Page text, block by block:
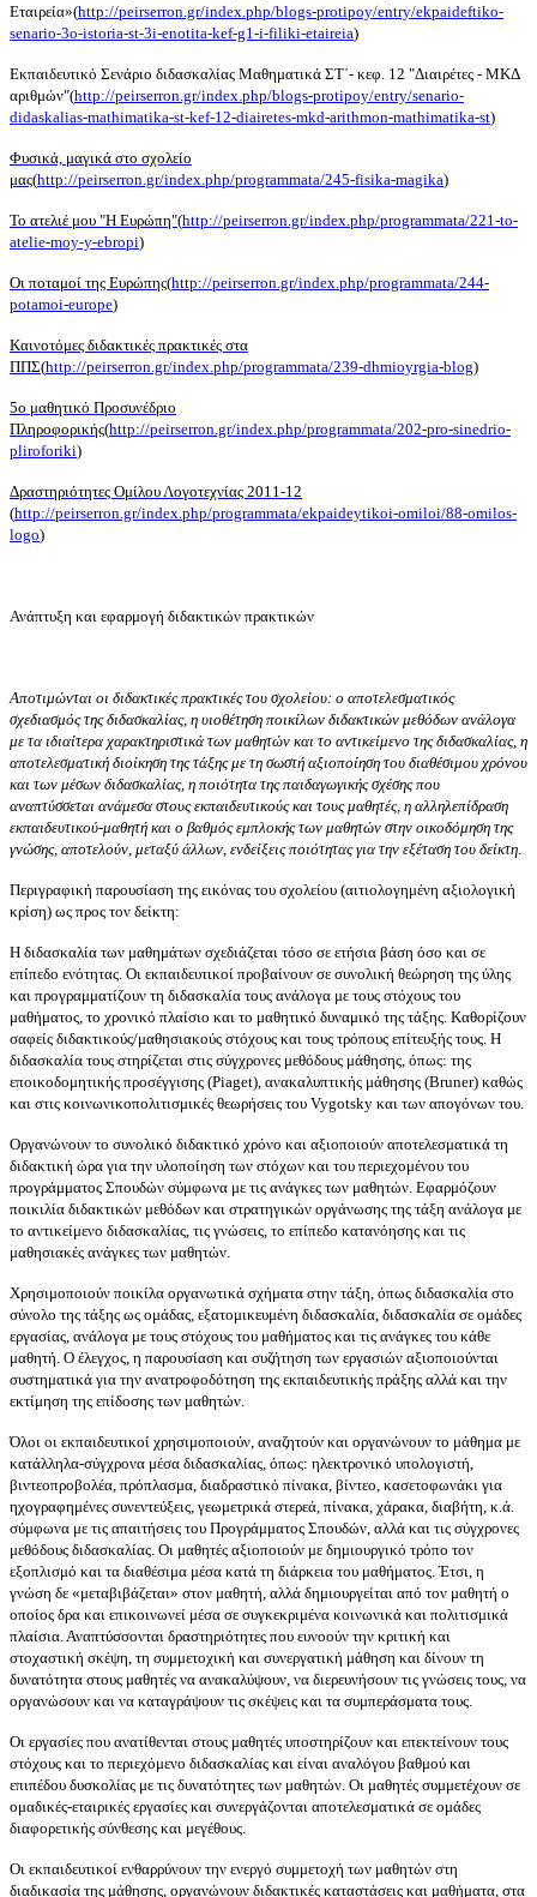
Εταιρεία»(http://peirserron.gr/index.php/blogs-protipoy/entry/ekpaideftiko-
senario-3o-istoria-st-3i-enotita-kef-g1-i-filiki-etaireia)
Εκπαιδευτικό Σενάριο διδασκαλίας Μαθηματικά ΣΤ΄- κεφ. 12 "Διαιρέτες - ΜΚΔ
αριθμών"(http://peirserron.gr/index.php/blogs-protipoy/entry/senario-
didaskalias-mathimatika-st-kef-12-diairetes-mkd-arithmon-mathimatika-st)
Φυσικά, μαγικά στο σχολείο
μας(http://peirserron.gr/index.php/programmata/245-fisika-magika)
Το ατελιέ μου "Η Ευρώπη"(http://peirserron.gr/index.php/programmata/221-to-
atelie-moy-y-ebropi)
Οι ποταμοί της Ευρώπης(http://peirserron.gr/index.php/programmata/244-
potamoi-europe)
Καινοτόμες διδακτικές πρακτικές στα
ΠΠΣ(http://peirserron.gr/index.php/programmata/239-dhmioyrgia-blog)
5ο μαθητικό Προσυνέδριο
Πληροφορικής(http://peirserron.gr/index.php/programmata/202-pro-sinedrio-
pliroforiki)
Δραστηριότητες Ομίλου Λογοτεχνίας 2011-12
(http://peirserron.gr/index.php/programmata/ekpaideytikoi-omiloi/88-omilos-
logo)
Ανάπτυξη και εφαρμογή διδακτικών πρακτικών
Αποτιμώνται οι διδακτικές πρακτικές του σχολείου: ο αποτελεσματικός
σχεδιασμός της διδασκαλίας, η υιοθέτηση ποικίλων διδακτικών μεθόδων ανάλογα
με τα ιδιαίτερα χαρακτηριστικά των μαθητών και το αντικείμενο της διδασκαλίας, η
αποτελεσματική διοίκηση της τάξης με τη σωστή αξιοποίηση του διαθέσιμου χρόνου
και των μέσων διδασκαλίας, η ποιότητα της παιδαγωγικής σχέσης που
αναπτύσσεται ανάμεσα στους εκπαιδευτικούς και τους μαθητές, η αλληλεπίδραση
εκπαιδευτικού-μαθητή και ο βαθμός εμπλοκής των μαθητών στην οικοδόμηση της
γνώσης, αποτελούν, μεταξύ άλλων, ενδείξεις ποιότητας για την εξέταση του δείκτη
Περιγραφική παρουσίαση της εικόνας του σχολείου (αιτιολογημένη αξιολογική
κρίση) ως προς τον δείκτη:
Η διδασκαλία των μαθημάτων σχεδιάζεται τόσο σε ετήσια βάση όσο και σε
επίπεδο ενότητας. Οι εκπαιδευτικοί προβαίνουν σε συνολική θεώρηση της ύλης
και προγραμματίζουν τη διδασκαλία τους ανάλογα με τους στόχους του
μαθήματος, το χρονικό πλαίσιο και το μαθητικό δυναμικό της τάξης. Καθορίζουν
σαφείς διδακτικούς/μαθησιακούς στόχους και τους τρόπους επίτευξής τους. Η
διδασκαλία τους στηρίζεται στις σύγχρονες μεθόδους μάθησης, όπως: της
εποικοδομητικής προσέγγισης (Piaget), ανακαλυπτικής μάθησης (Bruner) καθώς
και στις κοινωνικοπολιτισμικές θεωρήσεις του Vygotsky και των απογόνων του.
Οργανώνουν το συνολικό διδακτικό χρόνο και αξιοποιούν αποτελεσματικά τη
διδακτική ώρα για την υλοποίηση των στόχων και του περιεχομένου του
προγράμματος Σπουδών σύμφωνα με τις ανάγκες των μαθητών. Εφαρμόζουν
ποικιλία διδακτικών μεθόδων και στρατηγικών οργάνωσης της τάξη ανάλογα με
το αντικείμενο διδασκαλίας, τις γνώσεις, το επίπεδο κατανόησης και τις
μαθησιακές ανάγκες των μαθητών.
Χρησιμοποιούν ποικίλα οργανωτικά σχήματα στην τάξη, όπως διδασκαλία στο
σύνολο της τάξης ως ομάδας, εξατομικευμένη διδασκαλία, διδασκαλία σε ομάδες
εργασίας, ανάλογα με τους στόχους του μαθήματος και τις ανάγκες του κάθε
μαθητή. Ο έλεγχος, η παρουσίαση και συζήτηση των εργασιών αξιοποιούνται
συστηματικά για την ανατροφοδότηση της εκπαιδευτικής πράξης αλλά και την
εκτίμηση της επίδοσης των μαθητών.
Όλοι οι εκπαιδευτικοί χρησιμοποιούν, αναζητούν και οργανώνουν το μάθημα με
κατάλληλα-σύγχρονα μέσα διδασκαλίας, όπως: ηλεκτρονικό υπολογιστή,
βιντεοπροβολέα, πρόπλασμα, διαδραστικό πίνακα, βίντεο, κασετοφωνάκι για
ηχογραφημένες συνεντεύξεις, γεωμετρικά στερεά, πίνακα, χάρακα, διαβήτη, κ.ά.
σύμφωνα με τις απαιτήσεις του Προγράμματος Σπουδών, αλλά και τις σύγχρονες
μεθόδους διδασκαλίας. Οι μαθητές αξιοποιούν με δημιουργικό τρόπο τον
εξοπλισμό και τα διαθέσιμα μέσα κατά τη διάρκεια του μαθήματος. Έτσι, η
γνώση δε «μεταβιβάζεται» στον μαθητή, αλλά δημιουργείται από τον μαθητή ο
οποίος δρα και επικοινωνεί μέσα σε συγκεκριμένα κοινωνικά και πολιτισμικά
πλαίσια. Αναπτύσσονται δραστηριότητες που ευνοούν την κριτική και
στοχαστική σκέψη, τη συμμετοχική και συνεργατική μάθηση και δίνουν τη
δυνατότητα στους μαθητές να ανακαλύψουν, να διερευνήσουν τις γνώσεις τους, να
οργανώσουν και να καταγράψουν τις σκέψεις και τα συμπεράσματα τους.
Οι εργασίες που ανατίθενται στους μαθητές υποστηρίζουν και επεκτείνουν τους
στόχους και το περιεχόμενο διδασκαλίας και είναι αναλόγου βαθμού και
επιπέδου δυσκολίας με τις δυνατότητες των μαθητών. Οι μαθητές συμμετέχουν σε
ομαδικές-εταιρικές εργασίες και συνεργάζονται αποτελεσματικά σε ομάδες
διαφορετικής σύνθεσης και μεγέθους.
Οι εκπαιδευτικοί ενθαρρύνουν την ενεργό συμμετοχή των μαθητών στη
διαδικασία της μάθησης, οργανώνουν διδακτικές καταστάσεις και μαθήματα, στα